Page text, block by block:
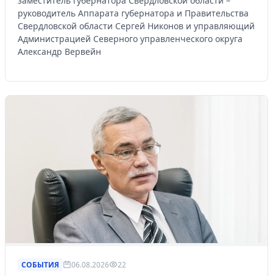
руководитель Аппарата губернатора и Правительства
Свердловской области Сергей Никонов и управляющий
Администрацией Северного управленческого округа
Александр Вервейн
СОБЫТИЯ 06.08.2026 22